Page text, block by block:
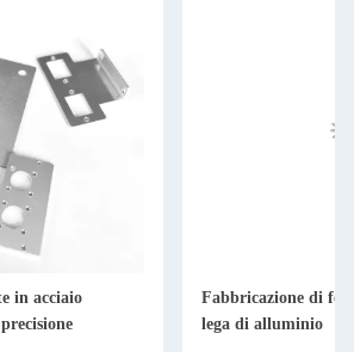
in acciaio
Fabbricazione di
lega di alluminio